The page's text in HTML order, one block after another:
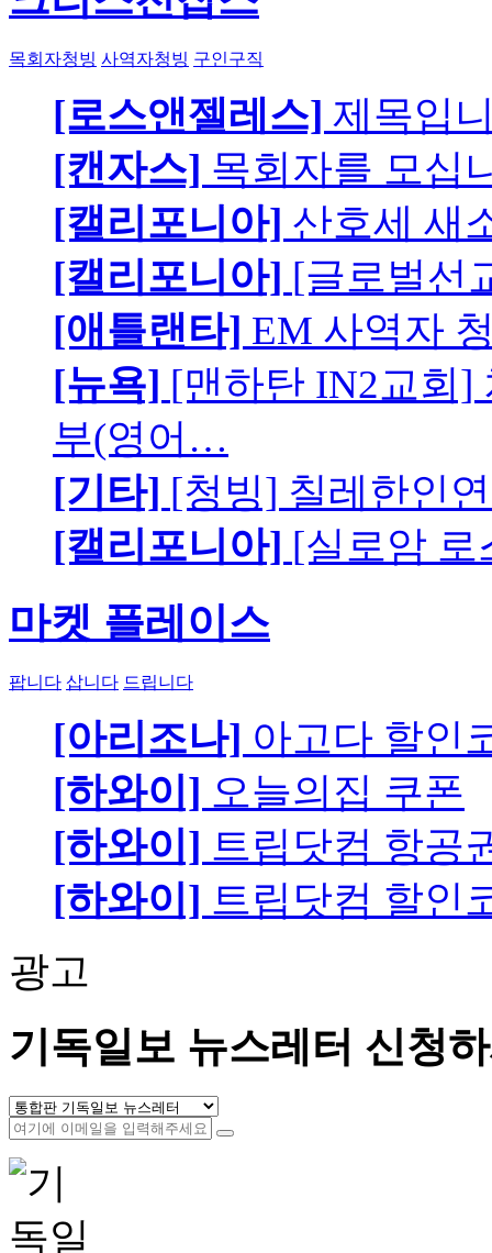
목회자청빙 사역자청빙 구인구직
[로스앤젤레스] 제목입
[캔자스] 목회자를 모십
[캘리포니아] 산호세 새
[캘리포니아] [글로벌선
[애틀랜타] EM 사역자
[뉴욕] [맨하탄 IN2교회]
부(영어…
[기타] [청빙] 칠레한인
[캘리포니아] [실로암 로
마켓 플레이스
팝니다 삽니다 드립니다
[아리조나] 아고다 할인
[하와이] 오늘의집 쿠폰
[하와이] 트립닷컴 항공
[하와이] 트립닷컴 할인
광고
기독일보 뉴스레터 신청